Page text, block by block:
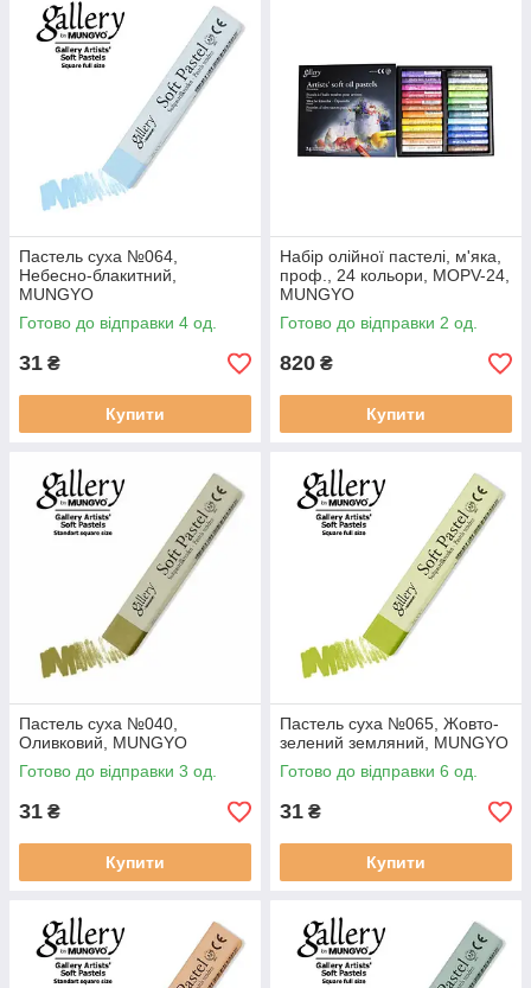
Пастель суха №064,
Небесно-блакитний,
MUNGYO
Готово до відправки 4 од.
31 ₴
Купити
Набір олійної пастелі, м'яка,
проф., 24 кольори, MOPV-24,
MUNGYO
Готово до відправки 2 од.
820 ₴
Купити
Пастель суха №040,
Оливковий, MUNGYO
Готово до відправки 3 од.
31 ₴
Купити
Пастель суха №065, Жовто-
зелений земляний, MUNGYO
Готово до відправки 6 од.
31 ₴
Купити